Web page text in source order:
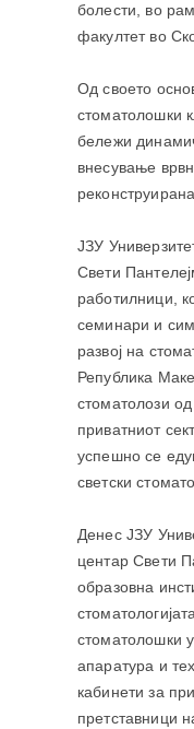
болести, во
факултет во
Од своето
стоматолошки
бележи
внесување
ЈЗУ
Свети
работилници,
семинари и
развој на
Република
стоматолози
приватниот
успешно се
светски
Денес ЈЗУ
центар Свети
образовна
стоматолошки
апаратура и
кабинети за
претставници